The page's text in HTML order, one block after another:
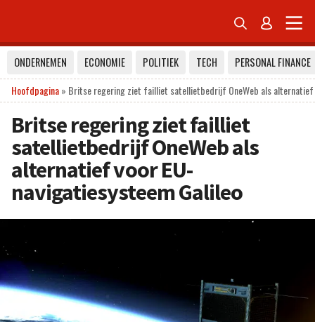
 
ONDERNEMEN ECONOMIE POLITIEK TECH
PERSONAL FINANCE
Hoofdpagina» Britse regering ziet failliet satellietbedrijf OneWeb als alternatief
Britse regering ziet failliet
satellietbedrijf OneWeb als
alternatief voor EU-
navigatiesysteem Galileo